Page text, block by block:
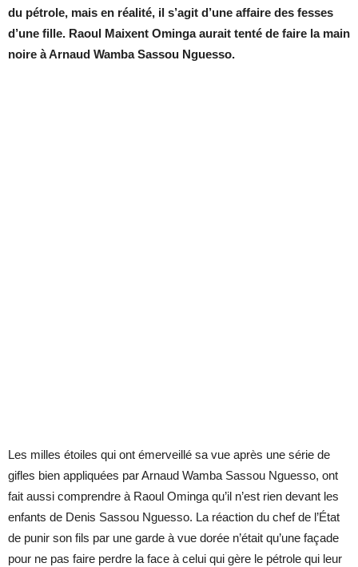
du pétrole, mais en réalité, il s’agit d’une affaire des fesses
d’une fille. Raoul Maixent Ominga aurait tenté de faire la main
noire à Arnaud Wamba Sassou Nguesso.
Les milles étoiles qui ont émerveillé sa vue après une série de
gifles bien appliquées par Arnaud Wamba Sassou Nguesso, ont
fait aussi comprendre à Raoul Ominga qu’il n’est rien devant les
enfants de Denis Sassou Nguesso. La réaction du chef de l’État
de punir son fils par une garde à vue dorée n’était qu’une façade
pour ne pas faire perdre la face à celui qui gère le pétrole qui leur